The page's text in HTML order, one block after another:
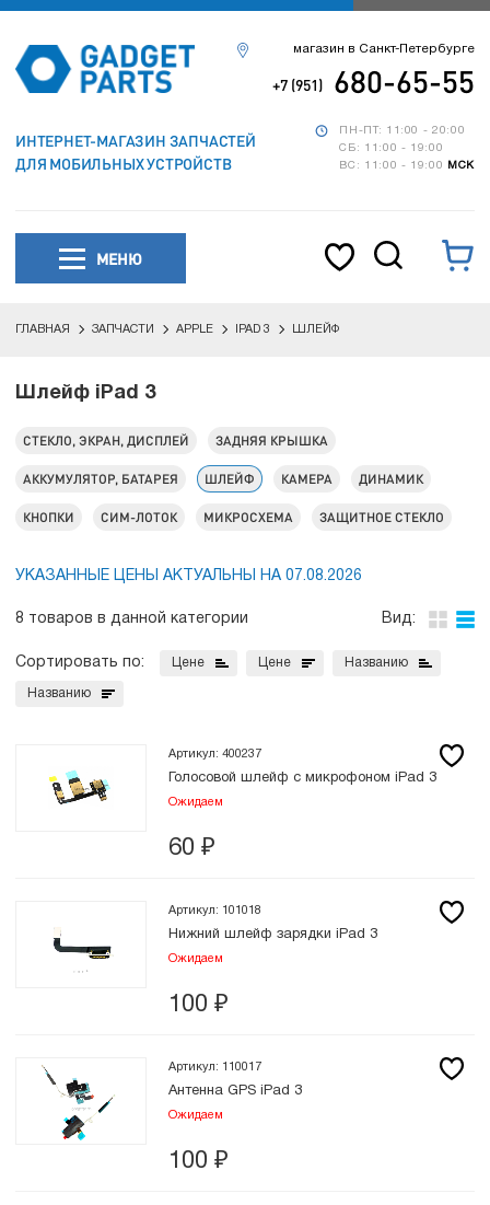
ИНТЕРНЕТ-МАГАЗИН ЗАПЧАСТЕЙ
ДЛЯ МОБИЛЬНЫХ УСТРОЙСТВ
ПН-ПТ: 11:00 - 20:00
СБ: 11:00 - 19:00
ВС: 11:00 - 19:00
МСК
магазин в Санкт-Петербурге
+7 (951) 680-65-55
МЕНЮ
ГЛАВНАЯ ЗАПЧАСТИ APPLE IPAD 3 ШЛЕЙФ
Шлейф iPad 3
СТЕКЛО, ЭКРАН, ДИСПЛЕЙ ЗАДНЯЯ КРЫШКА
АККУМУЛЯТОР, БАТАРЕЯ ШЛЕЙФ КАМЕРА ДИНАМИК
КНОПКИ СИМ-ЛОТОК МИКРОСХЕМА ЗАЩИТНОЕ СТЕКЛО
УКАЗАННЫЕ ЦЕНЫ АКТУАЛЬНЫ НА 07.08.2026
8 товаров в данной категории Вид:
Сортировать по: Цене Цене Названию
Названию
Артикул: 400237
Голосовой шлейф с микрофоном iPad 3
Ожидаем
60 ₽
Артикул: 101018
Нижний шлейф зарядки iPad 3
Ожидаем
100 ₽
Артикул: 110017
Антенна GPS iPad 3
Ожидаем
100 ₽